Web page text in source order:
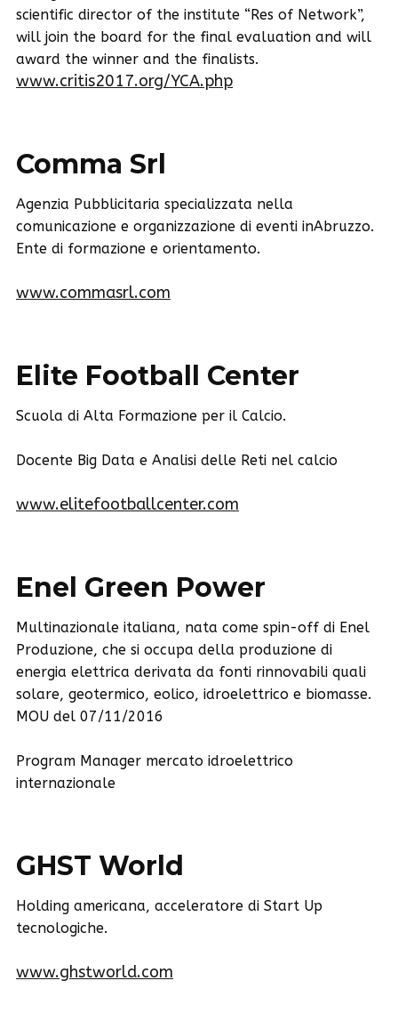
scientific director of the institute “Res of Network”,
will join the board for the final evaluation and will
award the winner and the finalists.
www.critis2017.org/YCA.php
Comma Srl
Agenzia Pubblicitaria specializzata nella
comunicazione e organizzazione di eventi inAbruzzo.
Ente di formazione e orientamento.
www.commasrl.com
Elite Football Center
Scuola di Alta Formazione per il Calcio.
Docente Big Data e Analisi delle Reti nel calcio
www.elitefootballcenter.com
Enel Green Power
Multinazionale italiana, nata come spin-off di Enel
Produzione, che si occupa della produzione di
energia elettrica derivata da fonti rinnovabili quali
solare, geotermico, eolico, idroelettrico e biomasse.
MOU del 07/11/2016
Program Manager mercato idroelettrico
internazionale
GHST World
Holding americana, acceleratore di Start Up
tecnologiche.
www.ghstworld.com